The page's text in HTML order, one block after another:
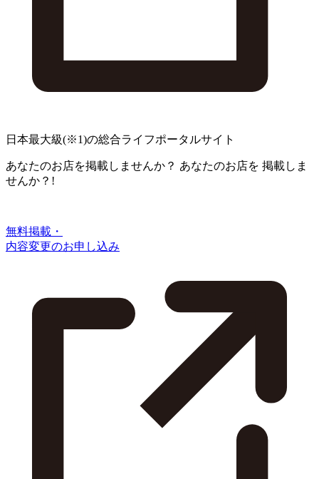
日本最大級(※1)の総合ライフポータルサイト
あなたのお店を掲載しませんか？ あなたのお店を 掲載しま
せんか？!
無料掲載・
内容変更のお申し込み